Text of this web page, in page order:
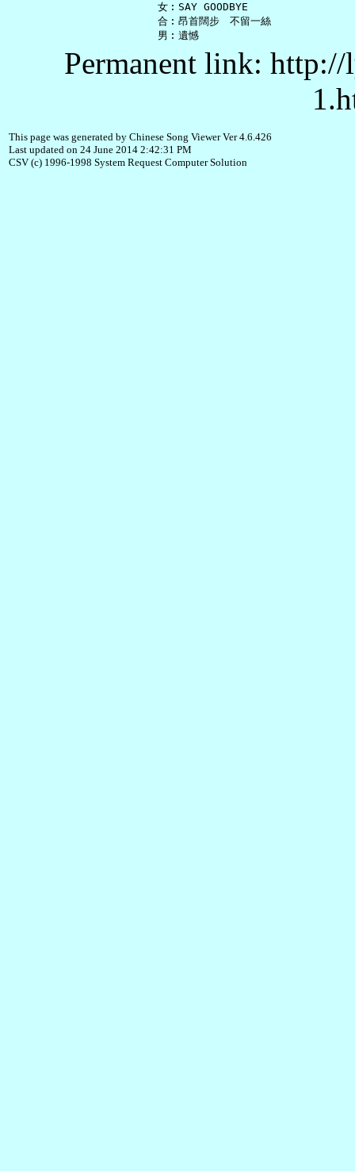
   女︰SAY GOODBYE
   合︰昂首闊步　不留一絲
Permanent link:
This page was generated by Chinese Song Viewer Ver 4.6.426
Last updated on 24 June 2014 2:42:31 PM
CSV (c) 1996-1998 System Request Computer Solution